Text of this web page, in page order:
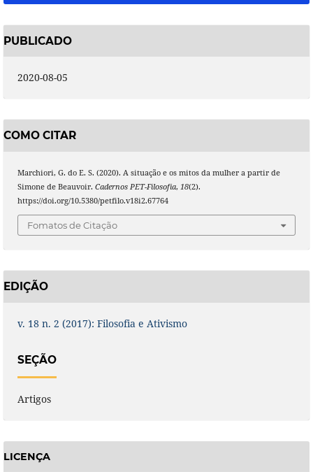
PUBLICADO
2020-08-05
COMO CITAR
Marchiori, G. do E. S. (2020). A situação e os mitos da mulher a partir de
Simone de Beauvoir. Cadernos PET-Filosofia, 18(2).
https://doi.org/10.5380/petfilo.v18i2.67764
Fomatos de Citação
EDIÇÃO
v. 18 n. 2 (2017): Filosofia e Ativismo
SEÇÃO
Artigos
LICENÇA